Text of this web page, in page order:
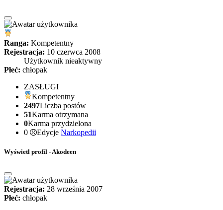
Ranga: Kompetentny
Rejestracja: 10 czerwca 2008
Użytkownik nieaktywny
Płeć: chłopak
ZASŁUGI
Kompetentny
2497Liczba postów
51Karma otrzymana
0Karma przydzielona
0
Edycje Narkopedii
Wyświetl profil - Akodeen
Rejestracja: 28 września 2007
Płeć: chłopak